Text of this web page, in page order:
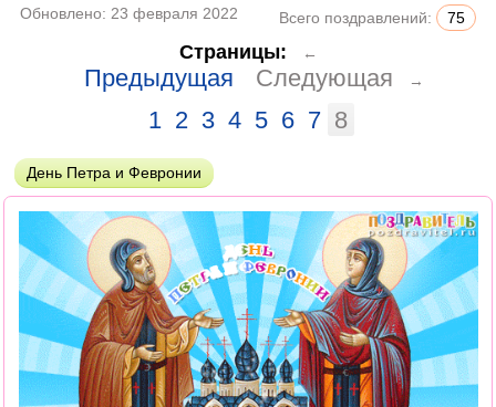
Обновлено: 23 февраля 2022 Всего поздравлений: 75
Страницы: ←
Предыдущая Следующая →
1 2 3 4 5 6 7 8
День Петра и Февронии